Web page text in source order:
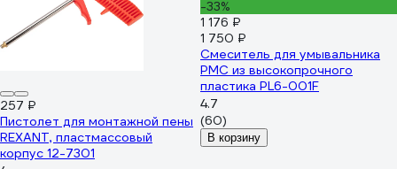
257 ₽
Пистолет для монтажной пены
REXANT, пластмассовый
корпус 12-7301
-33%
1 176 ₽
1 750 ₽
Смеситель для умывальника
РМС из высокопрочного
пластика PL6-001F
4.7
(60)
В корзину